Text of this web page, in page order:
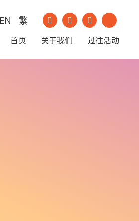
EN 繁 我们的Facebook
我们的Instagram
我们的我们的
首页
关于我们 过往活动